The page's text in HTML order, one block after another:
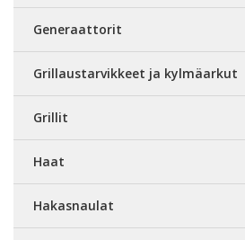
Generaattorit
Grillaustarvikkeet ja kylmäarkut
Grillit
Haat
Hakasnaulat